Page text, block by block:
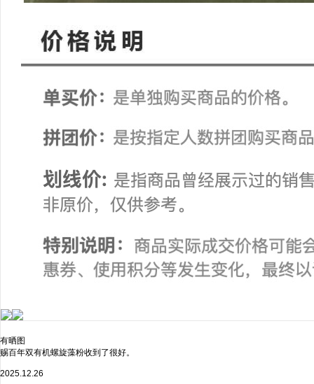
有晒图
赐百年双有机螺旋藻粉收到了很好。
2025.12.26